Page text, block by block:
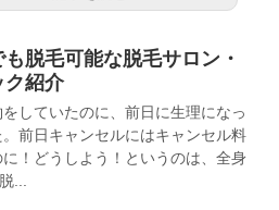
脱毛可能な脱毛サロン・
ク紹介
をしていたのに、前日に生理になっ
前日キャンセルにはキャンセル料
に！どうしよう！というのは、全身
...